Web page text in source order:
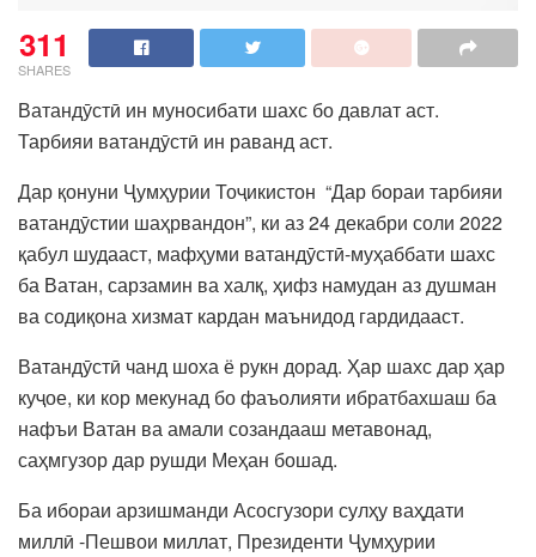
311
SHARES
Ватандӯстӣ ин муносибати шахс бо давлат аст.
Тарбияи ватандӯстӣ ин раванд аст.
Дар қонуни Ҷумҳурии Тоҷикистон “Дар бораи тарбияи
ватандӯстии шаҳрвандон”, ки аз 24 декабри соли 2022
қабул шудааст, мафҳуми ватандӯстӣ-муҳаббати шахс
ба Ватан, сарзамин ва халқ, ҳифз намудан аз душман
ва содиқона хизмат кардан маънидод гардидааст.
Ватандӯстӣ чанд шоха ё рукн дорад. Ҳар шахс дар ҳар
куҷое, ки кор мекунад бо фаъолияти ибратбахшаш ба
нафъи Ватан ва амали созандааш метавонад,
саҳмгузор дар рушди Меҳан бошад.
Ба ибораи арзишманди Асосгузори сулҳу ваҳдати
миллӣ -Пешвои миллат, Президенти Ҷумҳурии